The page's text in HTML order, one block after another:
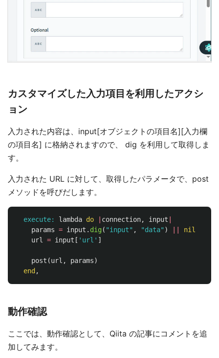
カスタマイズした入力項目を利用したアクシ
ョン
入力された内容は、input[オブジェクトの項目名][入力欄
の項目名] に格納されますので、 dig を利用して取得しま
す。
入力された URL に対して、取得したパラメータで、post
メソッドを呼びだします。
execute: lambda do connection, input
params = input . dig( "input" , "data" )
nil
url
= input [ 'url' ]
post (url , params)
end ,
動作確認
ここでは、動作確認として、Qiita の記事にコメントを追
加してみます。